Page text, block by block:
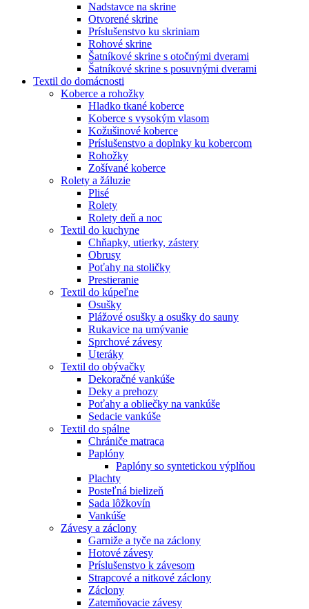
Nadstavce na skrine
Otvorené skrine
Príslušenstvo ku skriniam
Rohové skrine
Šatníkové skrine s otočnými dverami
Šatníkové skrine s posuvnými dverami
Textil do domácnosti
Koberce a rohožky
Hladko tkané koberce
Koberce s vysokým vlasom
Kožušinové koberce
Príslušenstvo a doplnky ku kobercom
Rohožky
Zošívané koberce
Rolety a žáluzie
Plisé
Rolety
Rolety deň a noc
Textil do kuchyne
Chňapky, utierky, zástery
Obrusy
Poťahy na stoličky
Prestieranie
Textil do kúpeľne
Osušky
Plážové osušky a osušky do sauny
Rukavice na umývanie
Sprchové závesy
Uteráky
Textil do obývačky
Dekoračné vankúše
Deky a prehozy
Poťahy a obliečky na vankúše
Sedacie vankúše
Textil do spálne
Chrániče matraca
Paplóny
Paplóny so syntetickou výplňou
Plachty
Posteľná bielizeň
Sada lôžkovín
Vankúše
Závesy a záclony
Garniže a tyče na záclony
Hotové závesy
Príslušenstvo k závesom
Strapcové a nitkové záclony
Záclony
Zatemňovacie závesy